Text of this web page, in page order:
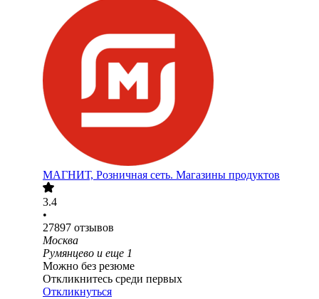
МАГНИТ, Розничная сеть. Магазины продуктов
3.4
•
27897 отзывов
Москва
Румянцево и еще 1
Можно без резюме
Откликнитесь среди первых
Откликнуться